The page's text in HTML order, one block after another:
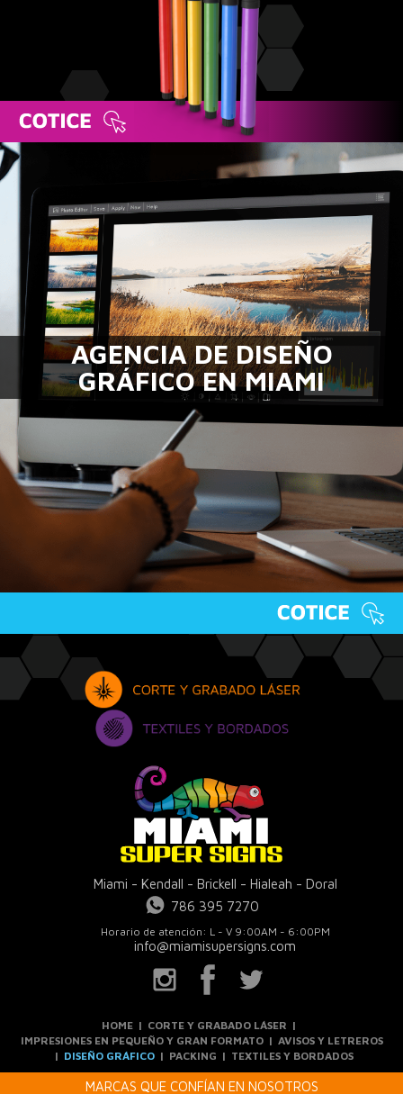
AGENCIA DE DISEÑO
GRÁFICO EN MIAMI
Miami - Kendall - Brickell - Hialeah - Doral
786 395 7270
Horario de atención: L - V 9:00AM - 6:00PM
info@miamisupersigns.com
HOME | CORTE Y GRABADO LÁSER |
IMPRESIONES EN PEQUEÑO Y GRAN FORMATO | AVISOS Y LETREROS
| DISEÑO GRÁFICO | PACKING | TEXTILES Y BORDADOS
MARCAS QUE CONFÍAN EN NOSOTROS